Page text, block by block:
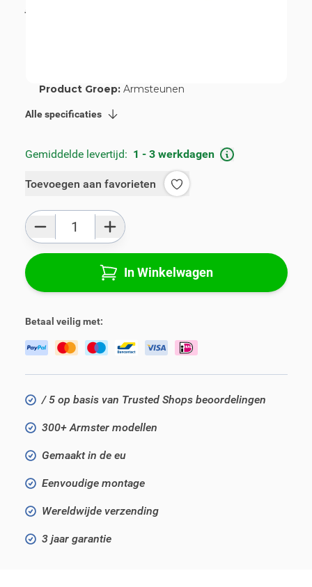
€ 115,00
Product Groep: Armsteunen
Alle specificaties
Gemiddelde levertijd: 1 - 3 werkdagen
Toevoegen aan favorieten
Aantal
In Winkelwagen
Betaal veilig met:
/ 5 op basis van Trusted Shops beoordelingen
300+ Armster modellen
Gemaakt in de eu
Eenvoudige montage
Wereldwijde verzending
3 jaar garantie